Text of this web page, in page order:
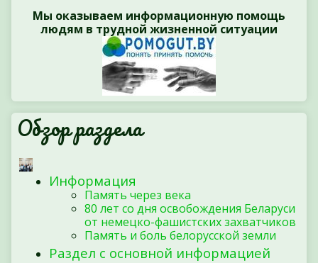
Мы оказываем информационную помощь
людям в трудной жизненной ситуации
Обзор раздела
Информация
Память через века
80 лет со дня освобождения Беларуси
от немецко-фашистских захватчиков
Память и боль белорусской земли
Раздел с основной информацией